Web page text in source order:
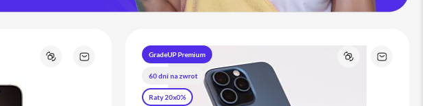
PorównajZapytaj
GradeUP Premium
60 dni na zwrot
Raty 20x0%
PorównajZapytaj